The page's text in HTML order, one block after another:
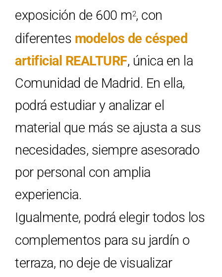
exposición de 600 m2, con
diferentes modelos de césped
artificial REALTURF, única en la
Comunidad de Madrid. En ella,
podrá estudiar y analizar el
material que más se ajusta a sus
necesidades, siempre asesorado
por personal con amplia
experiencia.
Igualmente, podrá elegir todos los
complementos para su jardín o
terraza, no deje de visualizar